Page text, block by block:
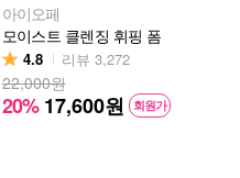
아이오페
모이스트 클렌징 휘핑 폼
4.8 리뷰 3,272
22,000원
20% 17,600원 회원가